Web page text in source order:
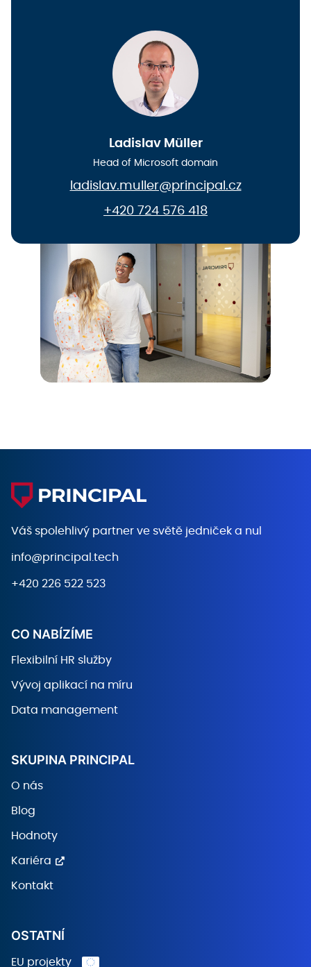
Ladislav Müller
Head of Microsoft domain
ladislav.muller@principal.cz
+420 724 576 418
Váš spolehlivý partner ve světě jedniček a nul
info@principal.tech
+420 226 522 523
CO NABÍZÍME
Flexibilní HR služby
Vývoj aplikací na míru
Data management
SKUPINA PRINCIPAL
O nás
Blog
Hodnoty
Kariéra
Kontakt
OSTATNÍ
EU projekty